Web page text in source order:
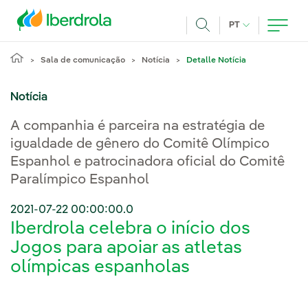
PT IDIOMA ATUAL,
Sala de comunicação Notícia Detalle Notícia
Notícia
A companhia é parceira na estratégia de
igualdade de gênero do Comitê Olímpico
Espanhol e patrocinadora oficial do Comitê
Paralímpico Espanhol
2021-07-22 00:00:00.0
Iberdrola celebra o início dos
Jogos para apoiar as atletas
olímpicas espanholas